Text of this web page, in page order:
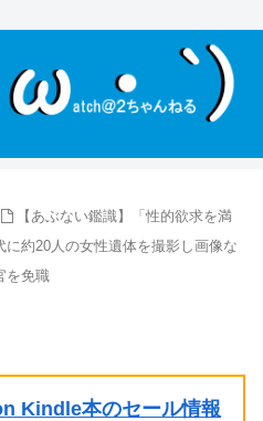
【あぶない鑑識】「性的欲求を満
約20人の女性遺体を撮影し画像な
を免職
Kindle本のセール情報